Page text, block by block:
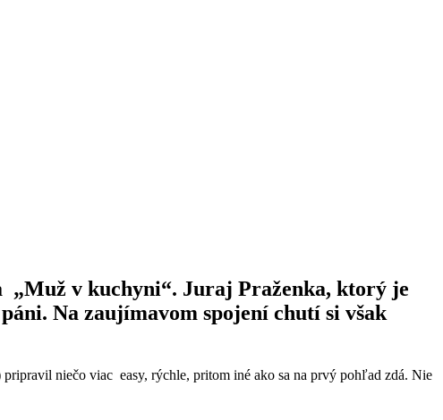
v kuchyni“. Juraj Praženka, ktorý je
Na zaujímavom spojení chutí si však
niečo viac easy, rýchle, pritom iné ako sa na prvý pohľad zdá. Nie